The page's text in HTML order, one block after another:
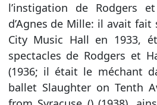
l’instigation de Rodgers
d’Agnes de Mille: il avait fait
City Music Hall en 1933,
spectacles de Rodgers et
(1936; il était le méchant
ballet Slaughter on Tenth